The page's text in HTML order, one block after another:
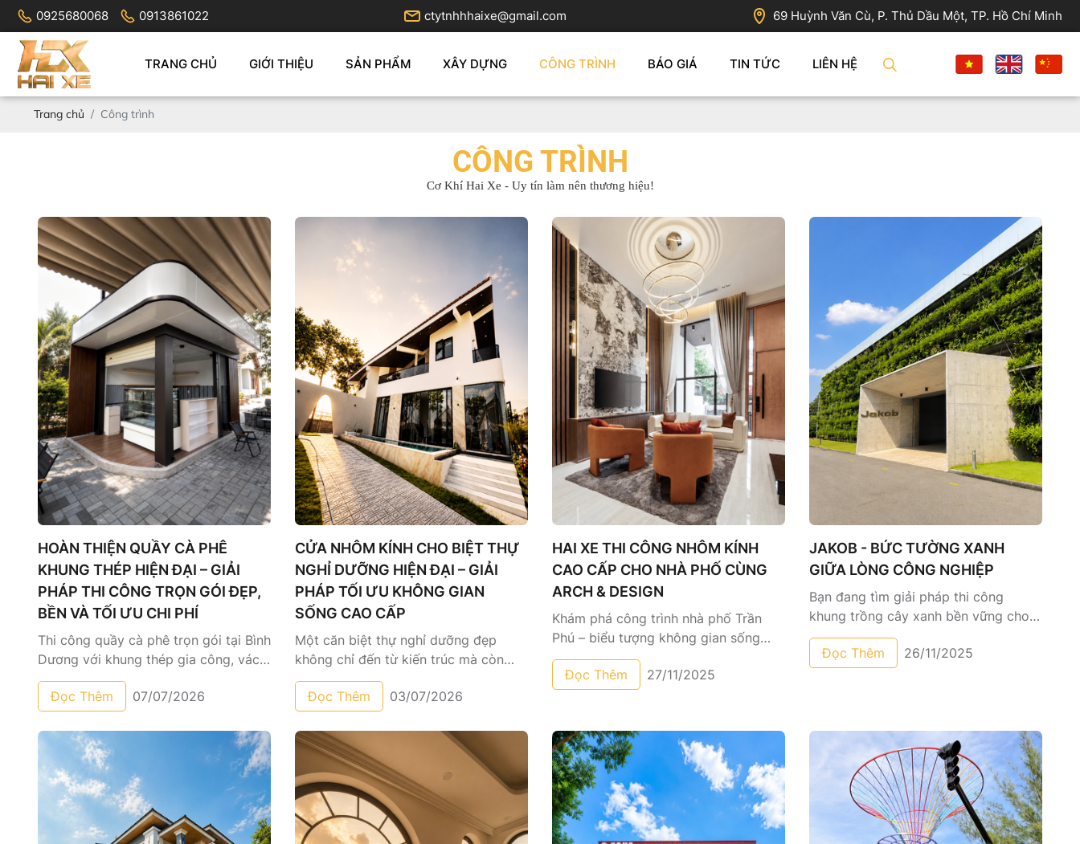
0925680068 0913861022 ctytnhhhaixe@gmail.com 69 Huỳnh Văn Cù, P. Thủ Dầu Một, TP. Hồ Chí Minh
TRANG CHỦ GIỚI THIỆU SẢN PHẨM XÂY DỰNG CÔNG TRÌNH BÁO GIÁ TIN TỨC LIÊN HỆ
Trang chủ Công trình
CÔNG TRÌNH
Cơ Khí Hai Xe - Uy tín làm nên thương hiệu!
HOÀN THIỆN QUẦY CÀ PHÊ
KHUNG THÉP HIỆN ĐẠI – GIẢI
PHÁP THI CÔNG TRỌN GÓI ĐẸP,
BỀN VÀ TỐI ƯU CHI PHÍ
Thi công quầy cà phê trọn gói tại Bình
Dương với khung thép gia công, vách
tôn, cột ốp Alu, trần nhựa, cửa cuốn
và nội thất hoàn thiện. Giải pháp bền
đẹp, thi công nhanh, tối ưu chi phí.
Đọc Thêm 07/07/2026
CỬA NHÔM KÍNH CHO BIỆT THỰ
NGHỈ DƯỠNG HIỆN ĐẠI – GIẢI
PHÁP TỐI ƯU KHÔNG GIAN
SỐNG CAO CẤP
Một căn biệt thự nghỉ dưỡng đẹp
không chỉ đến từ kiến trúc mà còn
nằm ở những chi tiết hoàn thiện. Dự
án cửa nhôm kính do Cơ Khí Hai Xe
thi công mang đến vẻ đẹp hiện đại,
tối ưu ánh sáng tự nhiên, mở rộng tầm
nhìn và nâng cao trải nghiệm nghỉ
dưỡng cho gia chủ.
Đọc Thêm 03/07/2026
HAI XE THI CÔNG NHÔM KÍNH
CAO CẤP CHO NHÀ PHỐ CÙNG
ARCH & DESIGN
Khám phá công trình nhà phố Trần
Phú – biểu tượng không gian sống
hiện đại tại Bình Dương với hạng mục
thi công nhôm kính và lan can do HAI
XE thực hiện, đảm bảo chuẩn kỹ thuật
Đọc Thêm 27/11/2025
JAKOB - BỨC TƯỜNG XANH
GIỮA LÒNG CÔNG NGHIỆP
Bạn đang tìm giải pháp thi công
khung trồng cây xanh bền vững cho
công trình ngoài trời? Khám phá công
nghệ inox 316 và quy trình thi công
chuyên nghiệp từ HAI XE – đơn vị thi
Đọc Thêm 26/11/2025